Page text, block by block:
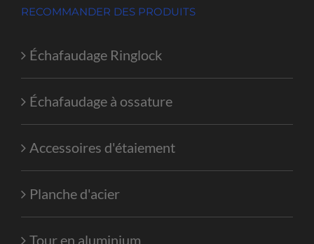
RECOMMANDER DES PRODUITS
Échafaudage Ringlock
Échafaudage à ossature
Accessoires d'étaiement
Planche d'acier
Tour en aluminium